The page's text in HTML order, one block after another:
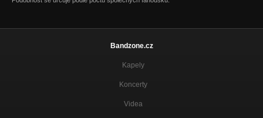
Bandzone.cz
Kapely
Koncerty
Videa